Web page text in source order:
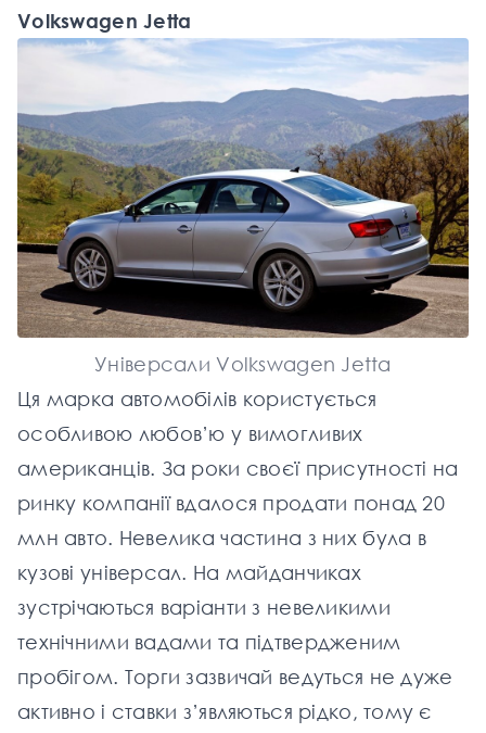
Volkswagen Jetta
Універсали Volkswagen Jetta
Ця марка автомобілів користується
особливою любов’ю у вимогливих
американців. За роки своєї присутності на
ринку компанії вдалося продати понад 20
млн авто. Невелика частина з них була в
кузові універсал. На майданчиках
зустрічаються варіанти з невеликими
технічними вадами та підтвердженим
пробігом. Торги зазвичай ведуться не дуже
активно і ставки з’являються рідко, тому є